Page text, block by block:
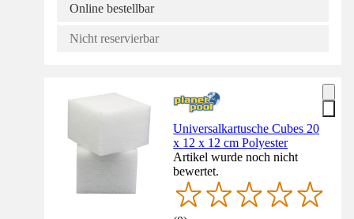
Online bestellbar
Nicht reservierbar
Universalkartusche Cubes 20
x 12 x 12 cm Polyester
Artikel wurde noch nicht
bewertet.